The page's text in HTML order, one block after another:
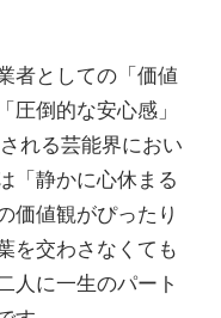
者としての「価値
圧倒的な安心感」
れる芸能界におい
「静かに心休まる
価値観がぴったり
を交わさなくても
人に一生のパート